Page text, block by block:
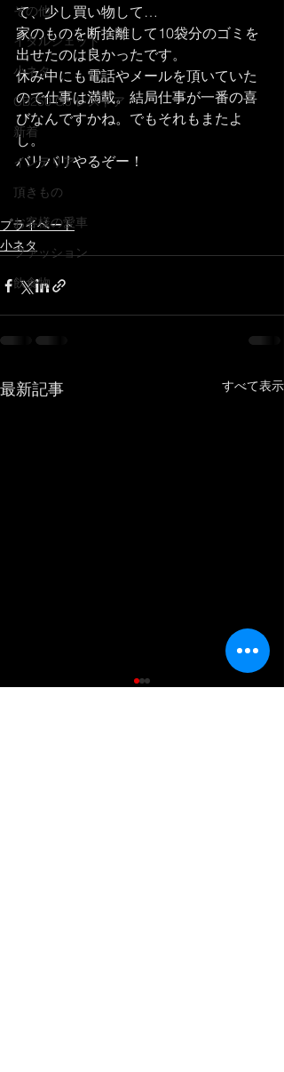
その他
イタルジェット
小ネタ
CB250 G5 レストア
新着
インテリア
頂きもの
お客様の愛車
ファッション
飲食物
て、少し買い物して…
家のものを断捨離して10袋分のゴミを
出せたのは良かったです。
休み中にも電話やメールを頂いていた
ので仕事は満載。結局仕事が一番の喜
びなんですかね。でもそれもまたよ
し。
バリバリやるぞー！
プライベート
小ネタ
最新記事 すべて表示